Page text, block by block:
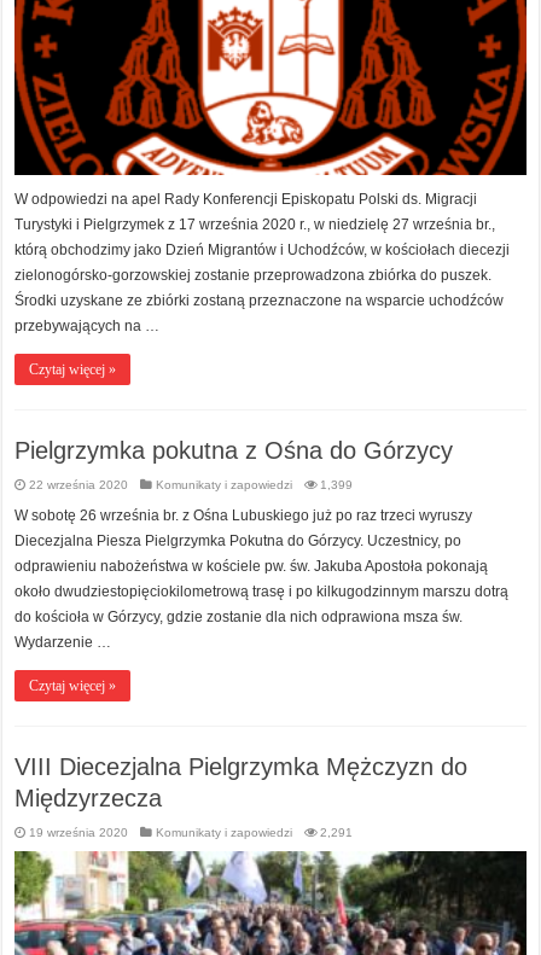
W odpowiedzi na apel Rady Konferencji Episkopatu Polski ds. Migracji
Turystyki i Pielgrzymek z 17 września 2020 r., w niedzielę 27 września br.,
którą obchodzimy jako Dzień Migrantów i Uchodźców, w kościołach diecezji
zielonogórsko-gorzowskiej zostanie przeprowadzona zbiórka do puszek.
Środki uzyskane ze zbiórki zostaną przeznaczone na wsparcie uchodźców
przebywających na …
Czytaj więcej »
Pielgrzymka pokutna z Ośna do Górzycy
22 września 2020 Komunikaty i zapowiedzi 1,399
W sobotę 26 września br. z Ośna Lubuskiego już po raz trzeci wyruszy
Diecezjalna Piesza Pielgrzymka Pokutna do Górzycy. Uczestnicy, po
odprawieniu nabożeństwa w kościele pw. św. Jakuba Apostoła pokonają
około dwudziestopięciokilometrową trasę i po kilkugodzinnym marszu dotrą
do kościoła w Górzycy, gdzie zostanie dla nich odprawiona msza św.
Wydarzenie …
Czytaj więcej »
VIII Diecezjalna Pielgrzymka Mężczyzn do
Międzyrzecza
19 września 2020 Komunikaty i zapowiedzi 2,291